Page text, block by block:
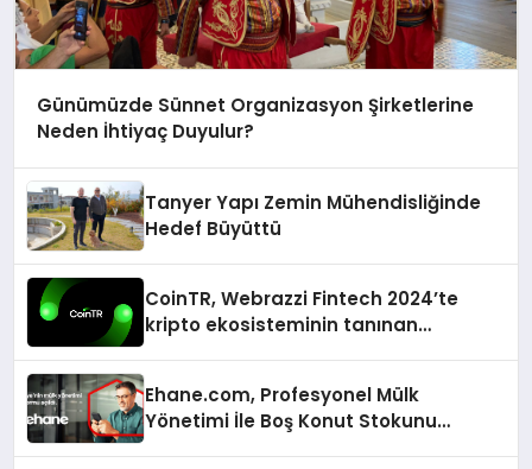
Günümüzde Sünnet Organizasyon Şirketlerine
Neden İhtiyaç Duyulur?
Tanyer Yapı Zemin Mühendisliğinde
Hedef Büyüttü
CoinTR, Webrazzi Fintech 2024’te
kripto ekosisteminin tanınan
Ehane.com, Profesyonel Mülk
Yönetimi İle Boş Konut Stokunu